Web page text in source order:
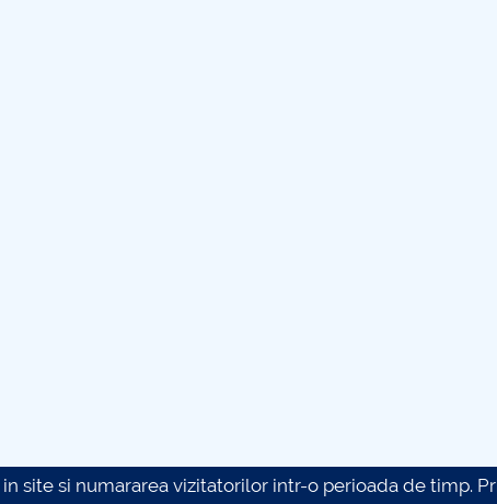
site si numararea vizitatorilor intr-o perioada de timp.